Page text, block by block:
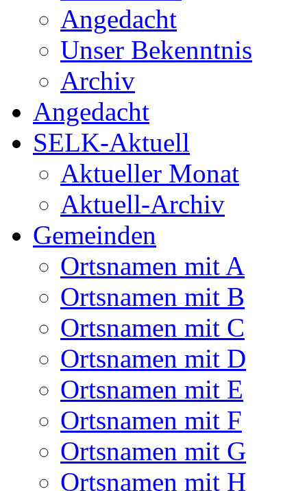
Angedacht
Unser Bekenntnis
Archiv
Angedacht
SELK-Aktuell
Aktueller Monat
Aktuell-Archiv
Gemeinden
Ortsnamen mit A
Ortsnamen mit B
Ortsnamen mit C
Ortsnamen mit D
Ortsnamen mit E
Ortsnamen mit F
Ortsnamen mit G
Ortsnamen mit H